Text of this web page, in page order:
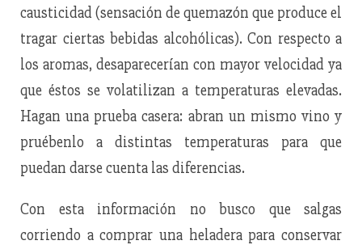
causticidad (sensación de quemazón que produce el
tragar ciertas bebidas alcohólicas). Con respecto a
los aromas, desaparecerían con mayor velocidad ya
que éstos se volatilizan a temperaturas elevadas.
Hagan una prueba casera: abran un mismo vino y
pruébenlo a distintas temperaturas para que
puedan darse cuenta las diferencias.
Con esta información no busco que salgas
corriendo a comprar una heladera para conservar